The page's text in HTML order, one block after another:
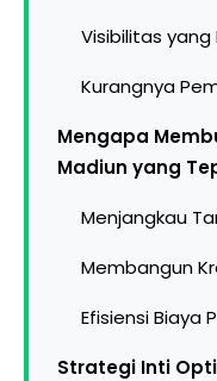
Visibilitas
Kurangnya
Mengapa
Madiun yang
Menjangkau
Membangun
Efisiensi Biaya
Strategi Inti